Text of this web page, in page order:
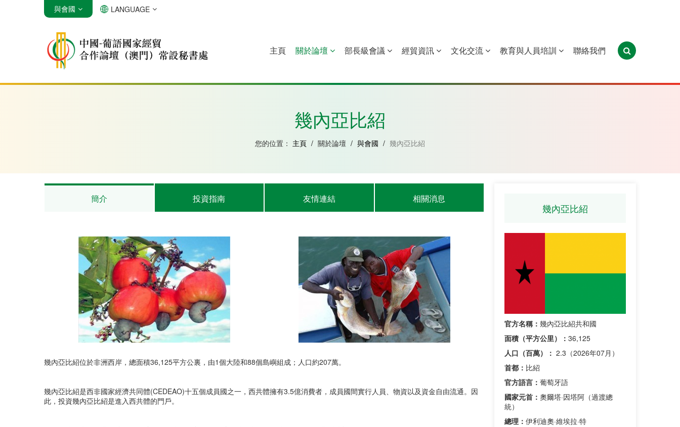
安哥拉 巴西 佛得角 幾內亞比紹 赤道幾內亞 莫桑比克 葡萄牙 聖多美和普林西比 東帝汶
與會國 LANGUAGE
主頁 關於論壇 部長級會議 經貿資訊 文化交流 教育與人員培訓 聯絡我們
幾內亞比紹
您的位置： 主頁 / 關於論壇 / 與會國 / 幾內亞比紹
幾內亞比紹
官方名稱： 幾內亞比紹共和國
面積（平方公里）： 36,125
人口（百萬）： 2.3（2026年07月）
首都： 比紹
官方語言： 葡萄牙語
國家元首： 奧爾塔·因塔阿（過渡總
統）
總理： 伊利迪奧·維埃拉·特
簡介 投資指南 友情連結 相關消息
幾內亞比紹位於非洲西岸，總面積36,125平方公裏，由1個大陸和88個島嶼組成；人口約207萬。
幾內亞比紹是西非國家經濟共同體(CEDEAO)十五個成員國之一，西共體擁有3.5億消費者，成員國間實行人員、物資以及資金自由流通。因
此，投資幾內亞比紹是進入西共體的門戶。